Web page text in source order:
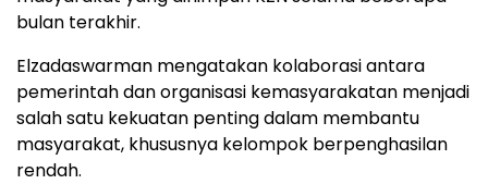
bulan terakhir.
Elzadaswarman mengatakan kolaborasi antara
pemerintah dan organisasi kemasyarakatan menjadi
salah satu kekuatan penting dalam membantu
masyarakat, khususnya kelompok berpenghasilan
rendah.